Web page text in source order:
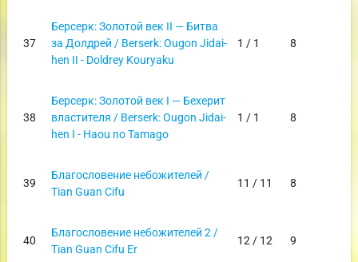
37
Берсерк: Золотой век II — Битва
за Долдрей / Berserk: Ougon Jidai-
hen II - Doldrey Kouryaku
1 / 1 8
38
Берсерк: Золотой век I — Бехерит
властителя / Berserk: Ougon Jidai-
hen I - Haou no Tamago
1 / 1 8
39
Благословение небожителей /
Tian Guan Cifu
11 / 11 8
40
Благословение небожителей 2 /
Tian Guan Cifu Er
12 / 12 9